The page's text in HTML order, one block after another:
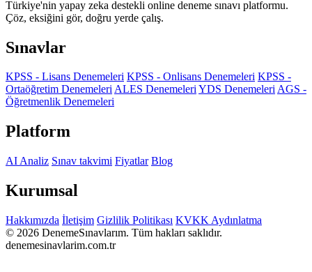
Türkiye'nin yapay zeka destekli online deneme sınavı platformu.
Çöz, eksiğini gör, doğru yerde çalış.
Sınavlar
KPSS - Lisans Denemeleri KPSS - Onlisans Denemeleri KPSS -
Ortaöğretim DenemeleriALES DenemeleriYDS DenemeleriAGS -
Öğretmenlik Denemeleri
Platform
AI Analiz Sınav takvimi Fiyatlar Blog
Kurumsal
Hakkımızda İletişim Gizlilik Politikası KVKK Aydınlatma
© 2026 DenemeSınavlarım. Tüm hakları saklıdır.
denemesinavlarim.com.tr